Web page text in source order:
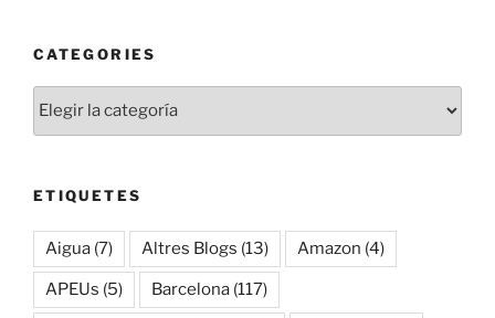
CATEGORIES
ETIQUETES
Aigua (7) Altres Blogs (13) Amazon (4)
APEUs (5) Barcelona (117)